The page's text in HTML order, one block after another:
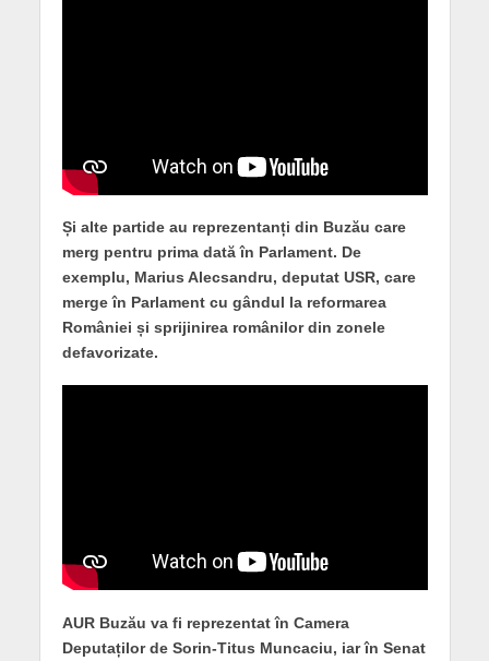
Și alte partide au reprezentanți din Buzău care
merg pentru prima dată în Parlament. De
exemplu, Marius Alecsandru, deputat USR, care
merge în Parlament cu gândul la reformarea
României și sprijinirea românilor din zonele
defavorizate.
AUR Buzău va fi reprezentat în Camera
Deputaților de Sorin-Titus Muncaciu, iar în Senat